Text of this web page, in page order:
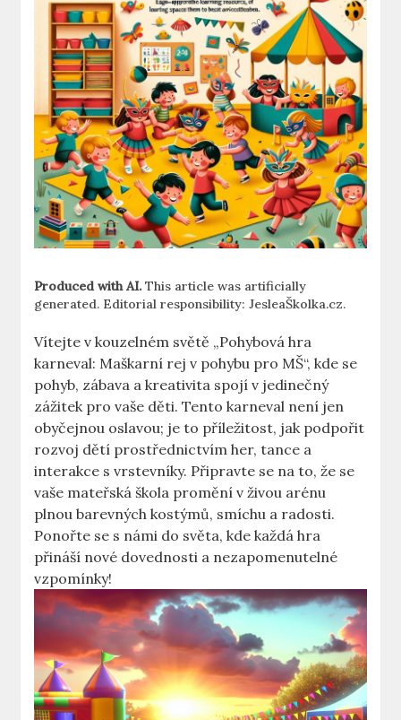
Produced with AI.This article was artificially
generated. Editorial responsibility: JesleaŠkolka.cz.
Vítejte v kouzelném světě „Pohybová hra
karneval: Maškarní rej v pohybu pro MŠ“, kde se
pohyb, ⁢zábava a kreativita spojí⁢ v⁢ jedinečný
zážitek pro vaše děti.⁣ Tento karneval není jen
obyčejnou oslavou; je to příležitost, jak ⁣podpořit
rozvoj dětí prostřednictvím her, tance a
interakce s⁢ vrstevníky. Připravte se ⁢na to, že se
vaše mateřská škola⁣ promění v živou arénu
plnou barevných kostýmů, smíchu a radosti.
Ponořte se s⁢ námi do světa, kde ⁢každá hra
přináší nové dovednosti a ​nezapomenutelné
vzpomínky!